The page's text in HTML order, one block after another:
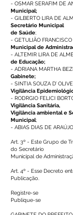
- OSMAR SERAFIM DE
Municipal;
- GILBERTO LIRA DE
Secretário Municipal
de Saúde;
- GETULIÃO FRANCISCO
Municipal de
- ALTEMIR LIRA DE
de Educação;
- ADRIANA MARTHA
Gabinete;
- SINTIA SOUZA D’
Vigilância
- RODRGIO FELICI
Vigilância Sanitária,
Vigilância ambiental e
Municipal;
- ABIAS DIAS DE
Art. 3º - Este Grupo de
do Secretário
Municipal de
Art. 4º - Esse Decreto
Publicação.
Registre-se
Publique-se